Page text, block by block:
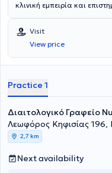
κλινική εμπειρία και
Visit
View price
Practice 1
Διαιτολογικό Γραφείο
Λεωφόρος Κηφισίας
2,7 km
Next availability